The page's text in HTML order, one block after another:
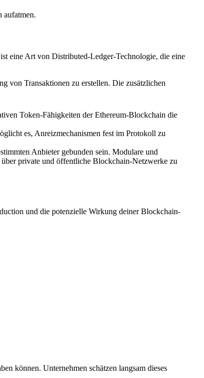
aufatmen.
ist eine Art von Distributed-Ledger-Technologie, die eine
von Transaktionen zu erstellen. Die zusätzlichen
Token-Fähigkeiten der Ethereum-Blockchain die
es, Anreizmechanismen fest im Protokoll zu
Anbieter gebunden sein. Modulare und
private und öffentliche Blockchain-Netzwerke zu
und die potenzielle Wirkung deiner Blockchain-
können. Unternehmen schätzen langsam dieses